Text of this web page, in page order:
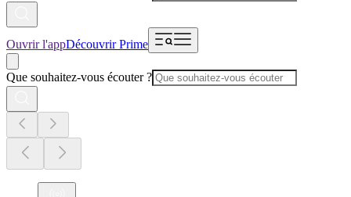
Ouvrir l'appDécouvrir Prime
Que souhaitez-vous écouter ?